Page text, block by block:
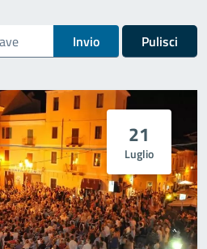
Invio Pulisci
21
Luglio